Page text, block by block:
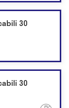
30
30